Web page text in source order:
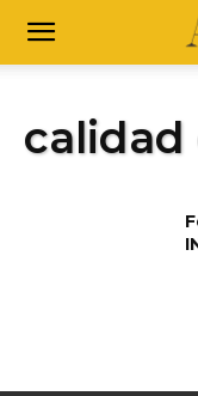
calidad